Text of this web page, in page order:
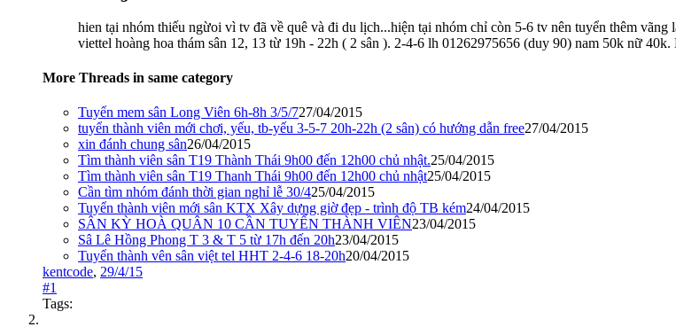
hien tại nhóm thiếu ngừoi vì tv đã về quê và đi du lịch...hiện tại nhóm chỉ còn 5-6 tv nên tuyển thêm
viettel hoàng hoa thám sân 12, 13 từ 19h - 22h ( 2 sân ). 2-4-6 lh 01262975656 (duy 90) nam 50k nữ
More Threads in same category
Tuyển mem sân Long Viên 6h-8h 3/5/727/04/2015
tuyển thành viên mới chơi, yếu, tb-yếu 3-5-7 20h-22h (2 sân) có hướng dẫn free27/04/2015
xin đánh chung sân26/04/2015
Tìm thành viên sân T19 Thành Thái 9h00 đến 12h00 chủ nhật.25/04/2015
Tìm thành viên sân T19 Thanh Thái 9h00 đến 12h00 chủ nhật25/04/2015
Cần tìm nhóm đánh thời gian nghỉ lễ 30/425/04/2015
Tuyển thành viên mới sân KTX Xây dựng giờ đẹp - trình độ TB kém24/04/2015
SÂN KỲ HOÀ QUÂN 10 CẦN TUYỂN THÀNH VIÊN23/04/2015
Sâ Lê Hồng Phong T 3 & T 5 từ 17h đến 20h23/04/2015
Tuyển thành vên sân việt tel HHT 2-4-6 18-20h20/04/2015
kentcode, 29/4/15
#1
Tags: